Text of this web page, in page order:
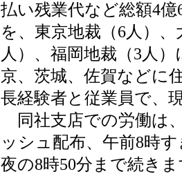
払い残業代など総額4
を、東京地裁（6人）
人）、福岡地裁（3人
京、茨城、佐賀などに
長経験者と従業員で、
同社支店での労働は
ッシュ配布、午前8時
夜の8時50分まで続き